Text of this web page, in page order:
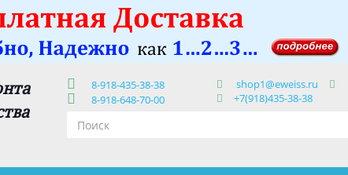
8-918-435-38-38
8-918-648-70-00
shop1@eweiss.ru
+7(918)435-38-38